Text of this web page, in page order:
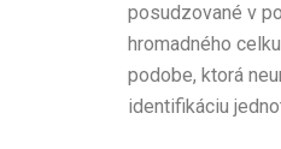
posudzované v
hromadného
podobe, ktorá
identifikáciu